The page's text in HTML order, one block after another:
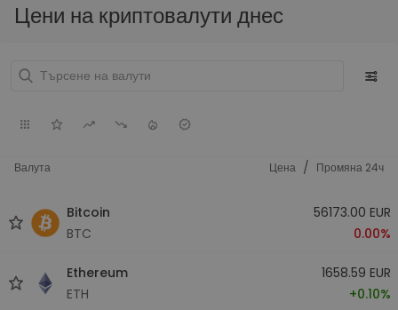
Цени на криптовалути днес
Валута Цена / Промяна 24ч
Bitcoin
BTC
56173.00 EUR
0.00%
Ethereum
ETH
1658.59 EUR
+0.10%